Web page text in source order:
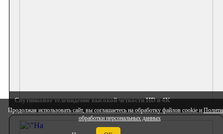
Продолжая использовать сайт, вы соглашаетесь на обработку файлов cookie и
обработки персональных данных
Спутниковое телевидение высокой четкости HD и 4K